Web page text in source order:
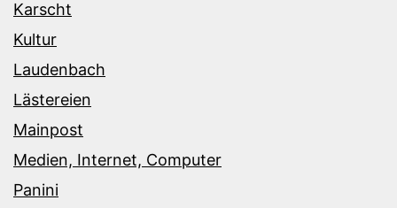
Karscht
Kultur
Laudenbach
Lästereien
Mainpost
Medien, Internet, Computer
Panini